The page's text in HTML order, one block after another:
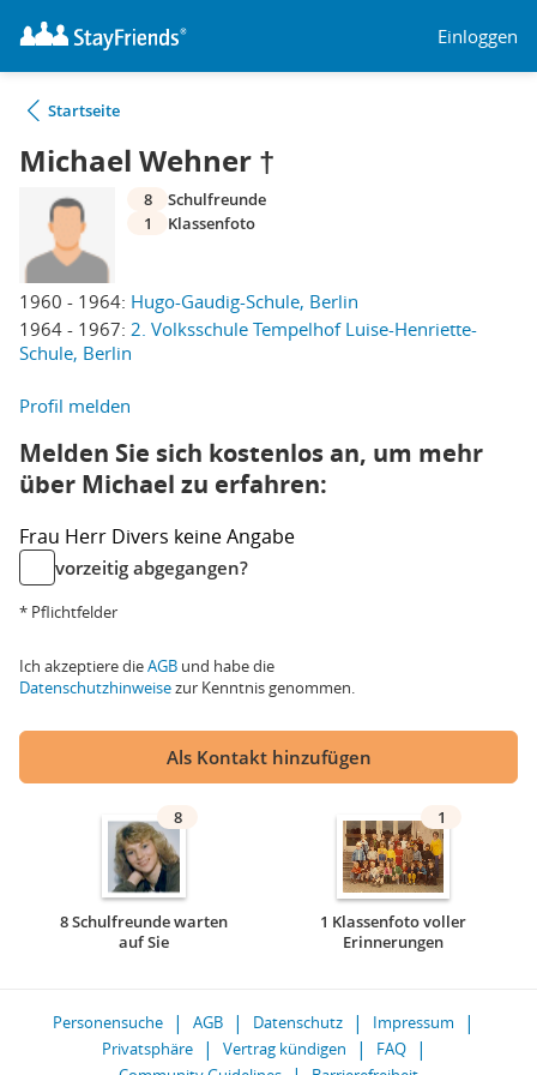
Einloggen
Startseite
Michael Wehner †
1960 - 1964: Hugo-Gaudig-Schule, Berlin
1964 - 1967: 2. Volksschule Tempelhof Luise-Henriette-
Schule, Berlin
8
Schulfreunde
1
Klassenfoto
Profil melden
Melden Sie sich kostenlos an, um mehr
über Michael zu erfahren:
Frau Herr Divers keine Angabe
vorzeitig abgegangen?
* Pflichtfelder
Ich akzeptiere dieAGB und habe die
Datenschutzhinweisezur Kenntnis genommen.
Als Kontakt hinzufügen
8
8 Schulfreunde warten
auf Sie
1
1 Klassenfoto voller
Erinnerungen
Personensuche AGB Datenschutz
Impressum
Privatsphäre
Vertrag kündigen
FAQ